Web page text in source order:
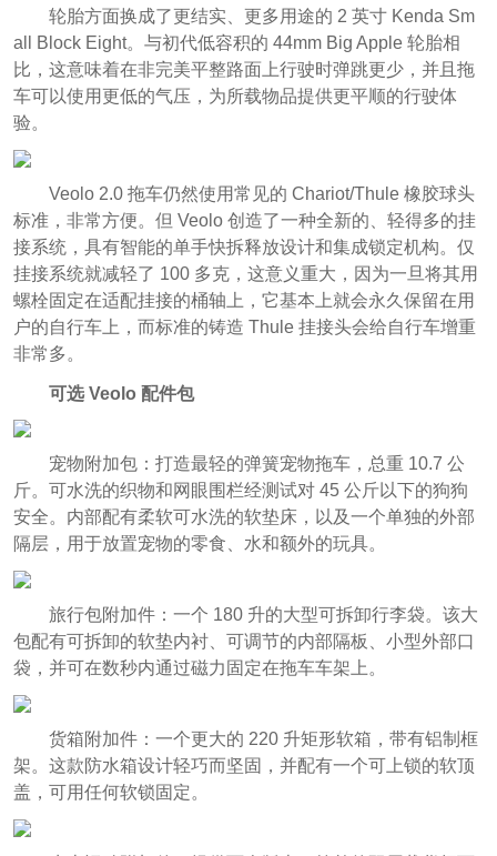
轮胎方面换成了更结实、更多用途的 2 英寸 Kenda Sm
all Block Eight。与初代低容积的 44mm Big Apple 轮胎相
比，这意味着在非完美平整路面上行驶时弹跳更少，并且拖
车可以使用更低的气压，为所载物品提供更平顺的行驶体
验。
Veolo 2.0 拖车仍然使用常见的 Chariot/Thule 橡胶球头
标准，非常方便。但 Veolo 创造了一种全新的、轻得多的挂
接系统，具有智能的单手快拆释放设计和集成锁定机构。仅
挂接系统就减轻了 100 多克，这意义重大，因为一旦将其用
螺栓固定在适配挂接的桶轴上，它基本上就会永久保留在用
户的自行车上，而标准的铸造 Thule 挂接头会给自行车增重
非常多。
可选 Veolo 配件包
宠物附加包：打造最轻的弹簧宠物拖车，总重 10.7 公
斤。可水洗的织物和网眼围栏经测试对 45 公斤以下的狗狗
安全。内部配有柔软可水洗的软垫床，以及一个单独的外部
隔层，用于放置宠物的零食、水和额外的玩具。
旅行包附加件：一个 180 升的大型可拆卸行李袋。该大
包配有可拆卸的软垫内衬、可调节的内部隔板、小型外部口
袋，并可在数秒内通过磁力固定在拖车车架上。
货箱附加件：一个更大的 220 升矩形软箱，带有铝制框
架。这款防水箱设计轻巧而坚固，并配有一个可上锁的软顶
盖，可用任何软锁固定。